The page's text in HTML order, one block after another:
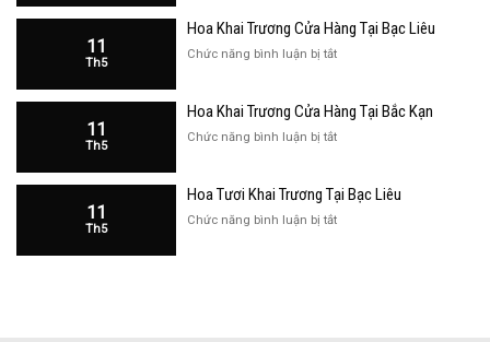
Liêu
Khai
Đẹp
Kạn
11
Th5
Hoa Khai Trương Cửa Hàng Tại Bạc Liêu
Chức năng bình luận bị tắtở
Trương
Hàng
Liêu
11
Th5
Hoa Khai Trương Cửa Hàng Tại Bắc Kạn
Chức năng bình luận bị tắtở
Trương
Hàng
11
Th5
Hoa Tươi Khai Trương Tại Bạc Liêu
Chức năng bình luận bị tắtở